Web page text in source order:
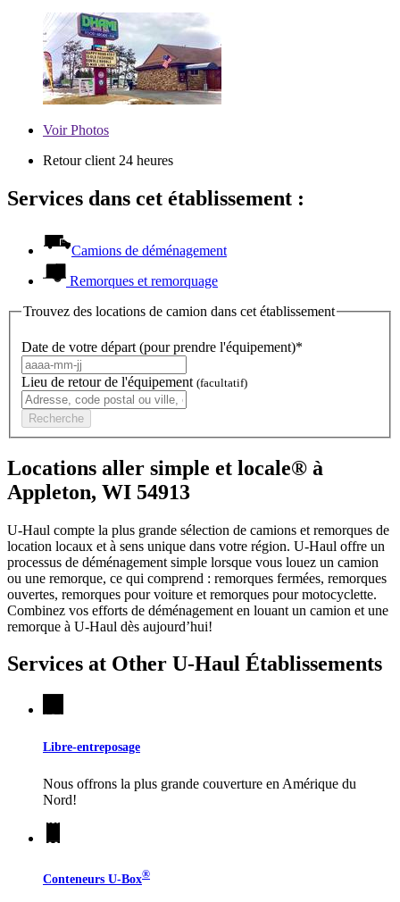
VoirPhotos
Retour client 24 heures
Services dans cet établissement :
Camions de déménagement
Remorques et remorquage
Trouvez des locations de camion dans cet établissement
Date de votre départ (pour prendre l'équipement)*
Lieu de retour de l'équipement (facultatif)
Recherche
Locations aller simple et locale® à
Appleton, WI 54913
U-Haul compte la plus grande sélection de camions et remorques de
location locaux et à sens unique dans votre région. U-Haul offre un
processus de déménagement simple lorsque vous louez un camion
ou une remorque, ce qui comprend : remorques fermées, remorques
ouvertes, remorques pour voiture et remorques pour motocyclette.
Combinez vos efforts de déménagement en louant un camion et une
remorque à U-Haul dès aujourd’hui!
Services at Other U-Haul Établissements
Libre-entreposage
Nous offrons la plus grande couverture en Amérique du
Nord!
Conteneurs U-Box®